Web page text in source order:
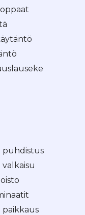
puhdistus
paikkaus